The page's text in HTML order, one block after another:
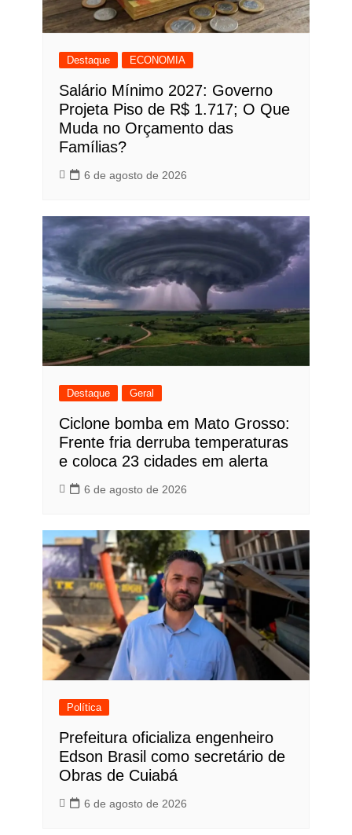
Destaque ECONOMIA
Salário Mínimo 2027: Governo
Projeta Piso de R$ 1.717; O Que
Muda no Orçamento das
Famílias?
6 de agosto de 2026
Destaque Geral
Ciclone bomba em Mato Grosso:
Frente fria derruba temperaturas
e coloca 23 cidades em alerta
6 de agosto de 2026
Política
Prefeitura oficializa engenheiro
Edson Brasil como secretário de
Obras de Cuiabá
6 de agosto de 2026